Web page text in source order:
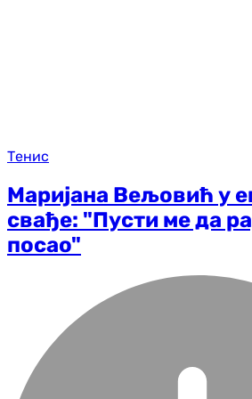
Тенис
Маријана Вељовић у
свађе: "Пусти ме да
посао"